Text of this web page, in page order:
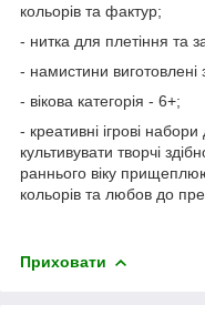
кольорів та фактур;
- нитка для плетіння та
- намистини виготовлені
- вікова категорія - 6+;
- креативні ігрові
культивувати творчі
раннього віку
кольорів та любов до
Приховати